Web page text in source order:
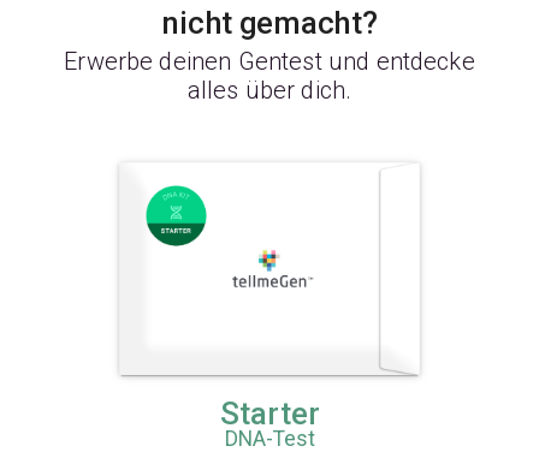
nicht gemacht?
Erwerbe deinen Gentest und entdecke
alles über dich.
Starter
DNA-Test